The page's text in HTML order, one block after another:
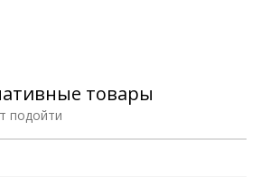
подойти
товары